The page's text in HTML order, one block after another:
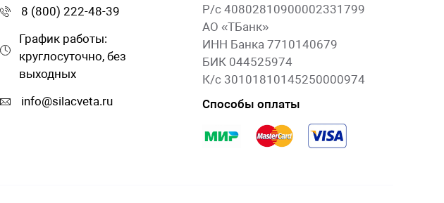
8 (800) 222-48-39
График работы:
круглосуточно, без
выходных
info@silacveta.ru
Р/с 40802810900002331799
АО «ТБанк»
ИНН Банка 7710140679
БИК 044525974
К/с 30101810145250000974
Способы оплаты